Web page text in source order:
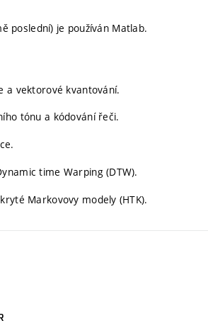
poslední) je používán Matlab.
a vektorové kvantování.
tónu a kódování řeči.
time Warping (DTW).
Markovovy modely (HTK).